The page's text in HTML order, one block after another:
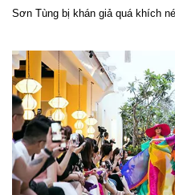
Sơn Tùng bị khán giả quá khích